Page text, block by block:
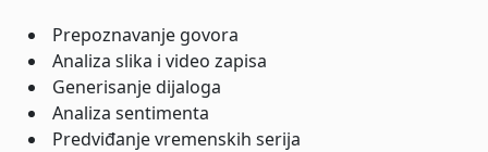
Prepoznavanje govora
Analiza slika i video zapisa
Generisanje dijaloga
Analiza sentimenta
Predviđanje vremenskih serija